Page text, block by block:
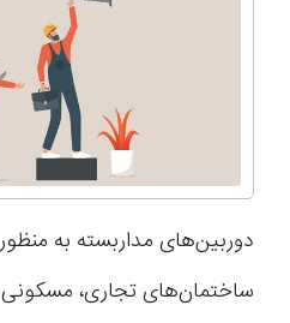
دوربین‌های مداربسته به
ساختمان‌های تجاری،